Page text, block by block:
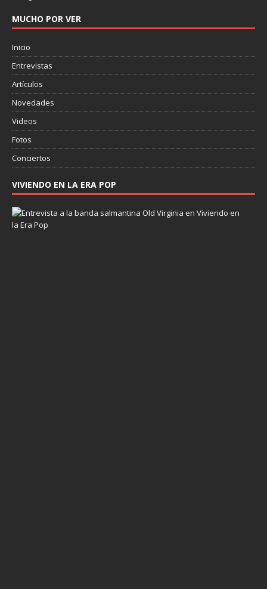
MUCHO POR VER
Inicio
Entrevistas
Artículos
Novedades
Videos
Fotos
Conciertos
VIVIENDO EN LA ERA POP